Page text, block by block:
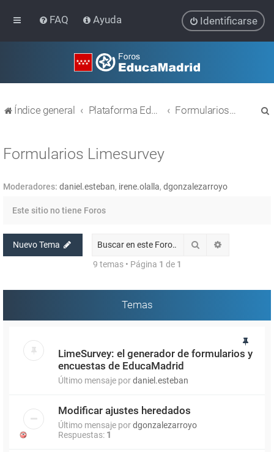
FAQ Ayuda Identificarse
Índice general Plataforma Educativa EducaMadrid Formularios Limesurvey
Formularios Limesurvey
Moderadores: daniel.esteban, irene.olalla, dgonzalezarroyo
Este sitio no tiene Foros
Nuevo Tema Buscar
9 temas • Página 1 de 1
Temas
LimeSurvey: el generador de formularios y
encuestas de EducaMadrid
Último mensaje pordaniel.esteban
Modificar ajustes heredados
Último mensaje pordgonzalezarroyo
Respuestas: 1